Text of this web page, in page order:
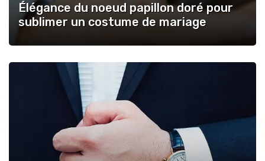
Élégance du noeud papillon doré pour
sublimer un costume de mariage